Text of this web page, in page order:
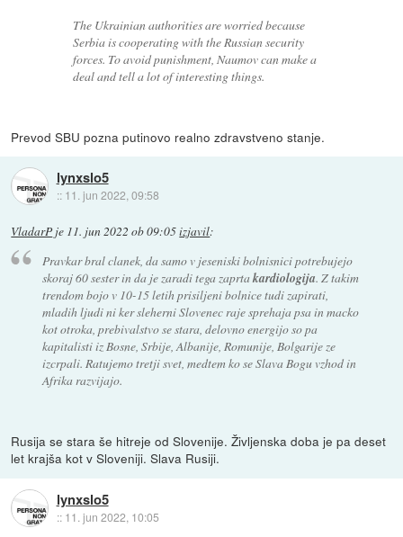
The Ukrainian authorities are worried because
Serbia is cooperating with the Russian security
forces. To avoid punishment, Naumov can make a
deal and tell a lot of interesting things.
Prevod SBU pozna putinovo realno zdravstveno stanje.
lynxslo5
:: 11. jun 2022, 09:58
VladarP je 11. jun 2022 ob 09:05izjavil:
Pravkar bral clanek, da samo v jeseniski bolnisnici potrebujejo
skoraj 60 sester in da je zaradi tega zaprtakardiologija. Z takim
trendom bojo v 10-15 letih prisiljeni bolnice tudi zapirati,
mladih ljudi ni ker sleherni Slovenec raje sprehaja psa in macko
kot otroka, prebivalstvo se stara, delovno energijo so pa
kapitalisti iz Bosne, Srbije, Albanije, Romunije, Bolgarije ze
izcrpali. Ratujemo tretji svet, medtem ko se Slava Bogu vzhod in
Afrika razvijajo.
Rusija se stara še hitreje od Slovenije. Življenska doba je pa deset
let krajša kot v Sloveniji. Slava Rusiji.
lynxslo5
:: 11. jun 2022, 10:05